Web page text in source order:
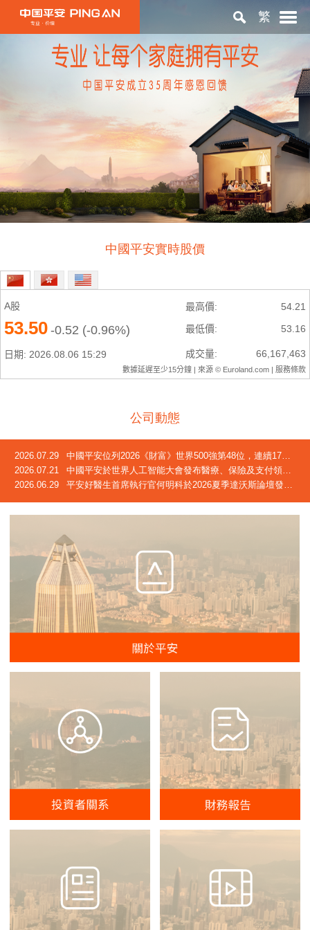
繁
中國平安實時股價
公司動態
2026.07.29
中國平安位列2026《財富》世界500強第48位，連續17年躋身榜單
2026.07.21
中國平安於世界人工智能大會發布醫療、保險及支付領域創新成果
2026.06.29
平安好醫生首席執行官何明科於2026夏季達沃斯論壇發言：中國正迎來「屬於自己的長壽時代」
關於平安
投資者關係
ESG